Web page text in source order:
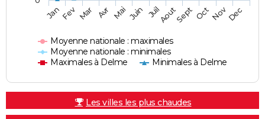
Moyenne nationale : maximales
Moyenne nationale : minimales
Maximales à Delme
Minimales à Delme
JanFev Mar Avr Mai Juin JuilAoutSept OctNovDec
Les villes les plus chaudes